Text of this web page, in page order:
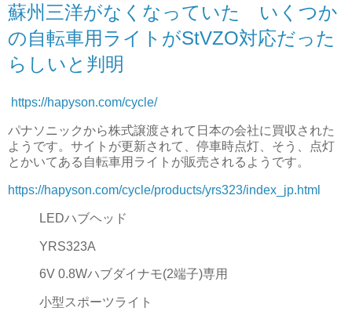
蘇州三洋がなくなっていた いくつか
の自転車用ライトがStVZO対応だった
らしいと判明
https://hapyson.com/cycle/
パナソニックから株式譲渡されて日本の会社に買収された
ようです。サイトが更新されて、停車時点灯、そう、点灯
とかいてある自転車用ライトが販売されるようです。
https://hapyson.com/cycle/products/yrs323/index_jp.html
LEDハブヘッド
YRS323A
6V 0.8Wハブダイナモ(2端子)専用
小型スポーツライト